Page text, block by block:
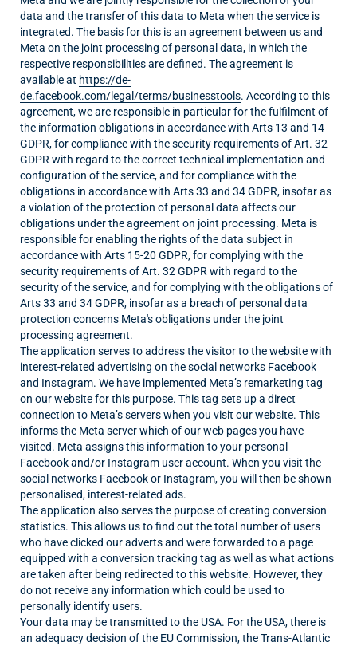
data and the transfer of this data to Meta when the service is
integrated. The basis for this is an agreement between us and
Meta on the joint processing of personal data, in which the
respective responsibilities are defined. The agreement is
available at https://de-
de.facebook.com/legal/terms/businesstools. According to this
agreement, we are responsible in particular for the fulfilment of
the information obligations in accordance with Arts 13 and 14
GDPR, for compliance with the security requirements of Art. 32
GDPR with regard to the correct technical implementation and
configuration of the service, and for compliance with the
obligations in accordance with Arts 33 and 34 GDPR, insofar as
a violation of the protection of personal data affects our
obligations under the agreement on joint processing. Meta is
responsible for enabling the rights of the data subject in
accordance with Arts 15-20 GDPR, for complying with the
security requirements of Art. 32 GDPR with regard to the
security of the service, and for complying with the obligations of
Arts 33 and 34 GDPR, insofar as a breach of personal data
protection concerns Meta's obligations under the joint
processing agreement.
The application serves to address the visitor to the website with
interest-related advertising on the social networks Facebook
and Instagram. We have implemented Meta’s remarketing tag
on our website for this purpose. This tag sets up a direct
connection to Meta’s servers when you visit our website. This
informs the Meta server which of our web pages you have
visited. Meta assigns this information to your personal
Facebook and/or Instagram user account. When you visit the
social networks Facebook or Instagram, you will then be shown
personalised, interest-related ads.
The application also serves the purpose of creating conversion
statistics. This allows us to find out the total number of users
who have clicked our adverts and were forwarded to a page
equipped with a conversion tracking tag as well as what actions
are taken after being redirected to this website. However, they
do not receive any information which could be used to
personally identify users.
Your data may be transmitted to the USA. For the USA, there is
an adequacy decision of the EU Commission, the Trans-Atlantic